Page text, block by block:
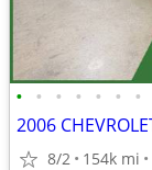
• • • • • • •
8/2 154k mi